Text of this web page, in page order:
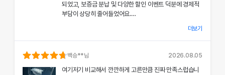
되었고, 보증금 분납 및 다양한 할인 이벤트 덕분에 경제적
부담이 상당히 줄어들었어요.
차량 인수 시 장민혁 담당자님께서 친절하고 꼼꼼하게 신차
의 상태와 각종 기능에 대해 설명해주셔서, 처음 이용하는
분들도 부담 없이 서비스를 체험할 수 있었어요.
공카의 본부 직거래 시스템으로 중간 마진 없이 합리적인
더보기
백승**님 2026.08.05
여기저기 비교해서 깐깐하게 고른만큼 진짜 만족스럽습니